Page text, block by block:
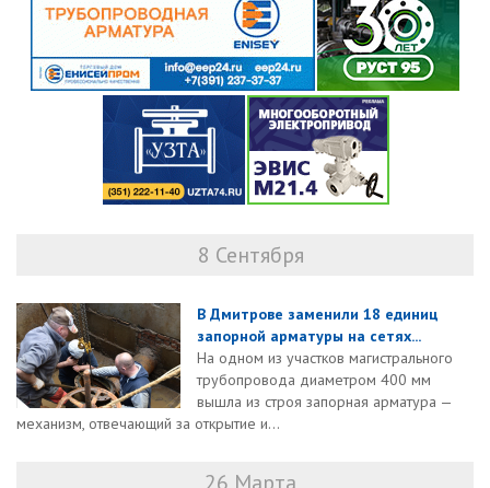
8 Сентября
В Дмитрове заменили 18 единиц
запорной арматуры на сетях...
На одном из участков магистрального
трубопровода диаметром 400 мм
вышла из строя запорная арматура —
механизм, отвечающий за открытие и...